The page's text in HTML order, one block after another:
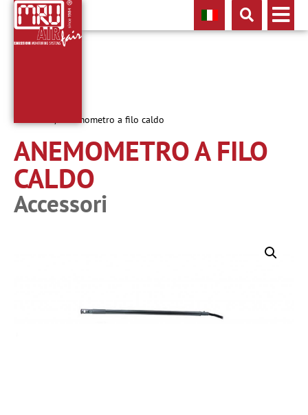
/ Anemometro a filo caldo
ANEMOMETRO A FILO
CALDO
Accessori